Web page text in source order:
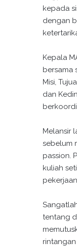
kepada
dengan
Kepala
bersama
Misi,
dan
Melansir
sebelum
passion.
kuliah
tentang